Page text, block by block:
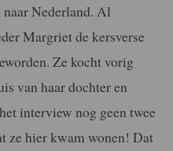
Nederland. Al
Margriet de kersverse
Ze kocht vorig
van haar dochter en
interview nog geen twee
ze hier kwam wonen! Dat